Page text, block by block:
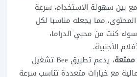
بين سهولة الاستخدام، سرعة
مما يجعله مناسبا لكل
كنت من محبي الدراما،
الأجنبية.
، يدعم تطبيق Bee تشغيل
مع خيارات متعددة تناسب سرعة